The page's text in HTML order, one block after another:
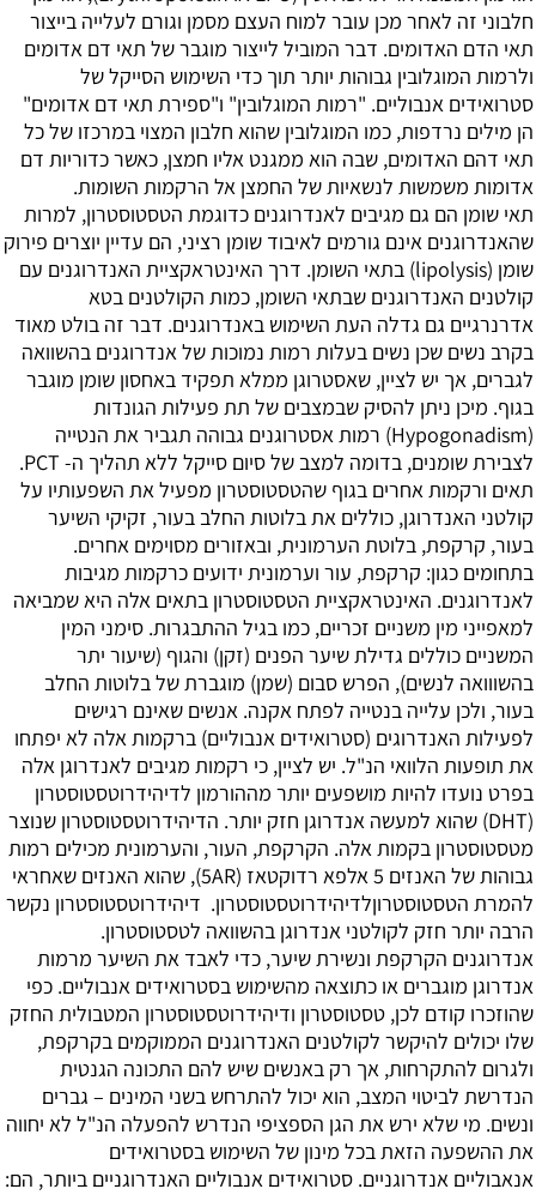
חלבוני זה לאחר מכן עובר למוח העצם מסמן וגורם לעלייה בייצור
תאי הדם האדומים. דבר המוביל לייצור מוגבר של תאי דם אדומים
ולרמות המוגלובין גבוהות יותר תוך כדי השימוש הסייקל של
סטרואידים אנבוליים. "רמות המוגלובין" ו"ספירת תאי דם אדומים"
הן מילים נרדפות, כמו המוגלובין שהוא חלבון המצוי במרכזו של כל
תאי דהם האדומים, שבה הוא ממגנט אליו חמצן, כאשר כדוריות דם
אדומות משמשות לנשאיות של החמצן אל הרקמות השומות.
תאי שומן הם גם מגיבים לאנדרוגנים כדוגמת הטסטוסטרון, למרות
שהאנדרוגנים אינם גורמים לאיבוד שומן רציני, הם עדיין יוצרים פירוק
שומן (lipolysis) בתאי השומן. דרך האינטראקציית האנדרוגנים עם
קולטנים האנדרוגנים שבתאי השומן, כמות הקולטנים בטא
אדרנרגיים גם גדלה העת השימוש באנדרוגנים. דבר זה בולט מאוד
בקרב נשים שכן נשים בעלות רמות נמוכות של אנדרוגנים בהשוואה
לגברים, אך יש לציין, שאסטרוגן ממלא תפקיד באחסון שומן מוגבר
בגוף. מיכן ניתן להסיק שבמצבים של תת פעילות הגונדות
(Hypogonadism) רמות אסטרוגנים גבוהה תגביר את הנטייה
לצבירת שומנים, בדומה למצב של סיום סייקל ללא תהליך ה- PCT.
תאים ורקמות אחרים בגוף שהטסטוסטרון מפעיל את השפעותיו על
קולטני האנדרוגן, כוללים את בלוטות החלב בעור, זקיקי השיער
בעור, קרקפת, בלוטת הערמונית, ובאזורים מסוימים אחרים.
בתחומים כגון: קרקפת, עור וערמונית ידועים כרקמות מגיבות
לאנדרוגנים. האינטראקציית הטסטוסטרון בתאים אלה היא שמביאה
למאפייני מין משניים זכריים, כמו בגיל ההתבגרות. סימני המין
המשניים כוללים גדילת שיער הפנים (זקן) והגוף (שיעור יתר
בהשווואה לנשים), הפרש סבום (שמן) מוגברת של בלוטות החלב
בעור, ולכן עלייה בנטייה לפתח אקנה. אנשים שאינם רגישים
לפעילות האנדרוגים (סטרואידים אנבוליים) ברקמות אלה לא יפתחו
את תופעות הלוואי הנ"ל. יש לציין, כי רקמות מגיבים לאנדרוגן אלה
בפרט נועדו להיות מושפעים יותר מההורמון לדיהידרוטסטוסטרון
(DHT) שהוא למעשה אנדרוגן חזק יותר. הדיהידרוטסטוסטרון שנוצר
מטסטוסטרון בקמות אלה. הקרקפת, העור, והערמונית מכילים רמות
גבוהות של האנזים 5 אלפא רדוקטאז (5AR), שהוא האנזים שאחראי
להמרת הטסטוסטרוןלדיהידרוטסטוסטרון. דיהידרוטסטוסטרון נקשר
הרבה יותר חזק לקולטני אנדרוגן בהשוואה לטסטוסטרון.
אנדרוגנים הקרקפת ונשירת שיער, כדי לאבד את השיער מרמות
אנדרוגן מוגברים או כתוצאה מהשימוש בסטרואידים אנבוליים. כפי
שהוזכרו קודם לכן, טסטוסטרון ודיהידרוטסטוסטרון המטבולית החזק
שלו יכולים להיקשר לקולטנים האנדרוגנים הממוקמים בקרקפת,
ולגרום להתקרחות, אך רק באנשים שיש להם התכונה הגנטית
הנדרשת לביטוי המצב, הוא יכול להתרחש בשני המינים – גברים
ונשים. מי שלא ירש את הגן הספציפי הנדרש להפעלה הנ"ל לא יחווה
את ההשפעה הזאת בכל מינון של השימוש בסטרואידים
אנאבוליים אנדרוגניים. סטרואידים אנבוליים האנדרוגניים ביותר, הם: